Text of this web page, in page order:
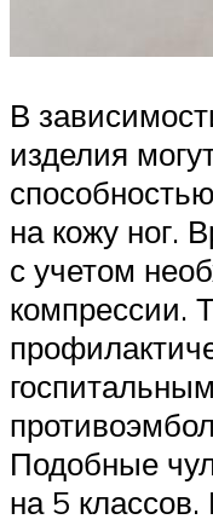
В
изделия
на кожу ног.
с учетом
компрессии.
Подобные
на 5